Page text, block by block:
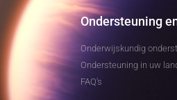
Ondersteuning
Onderwijskundig
Ondersteuning in uw
FAQ's